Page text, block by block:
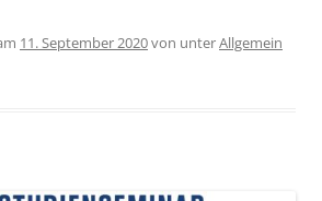
11. September 2020von unterAllgemein